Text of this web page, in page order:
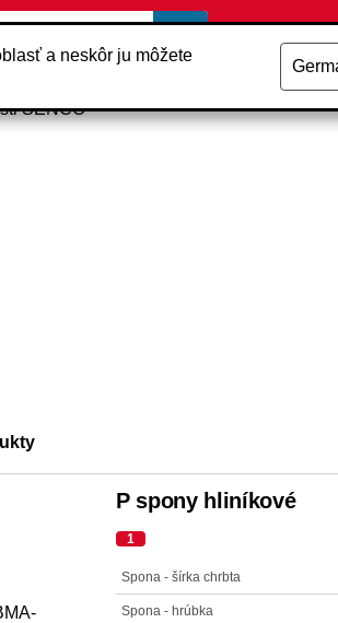
a neskôr ju môžete
SENCO
P spony hliníkové
1
Spona - šírka chrbta
Spona - hrúbka